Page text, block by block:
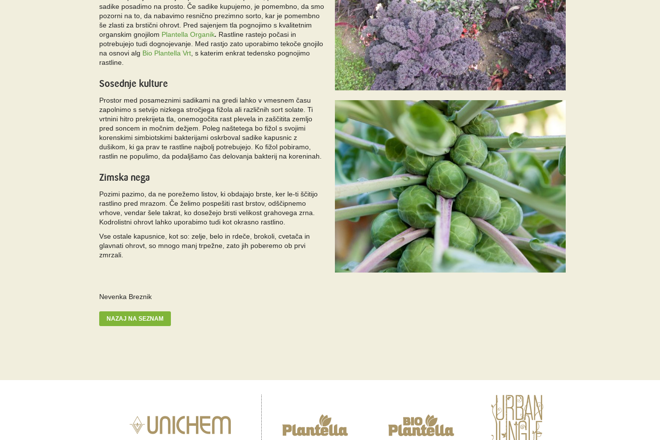
sadike posadimo na prosto. Če sadike kupujemo, je pomembno, da smo
pozorni na to, da nabavimo resnično prezimno sorto, kar je pomembno
še zlasti za brstični ohrovt. Pred sajenjem tla pognojimo s kvalitetnim
organskim gnojilom Plantella Organik. Rastline rastejo počasi in
potrebujejo tudi dognojevanje. Med rastjo zato uporabimo tekoče gnojilo
na osnovi alg Bio Plantella Vrt , s katerim enkrat tedensko pognojimo
rastline.
Sosednje kulture
Prostor med posameznimi sadikami na gredi lahko v vmesnem času
zapolnimo s setvijo nizkega stročjega fižola ali različnih sort solate. Ti
vrtnini hitro prekrijeta tla, onemogočita rast plevela in zaščitita zemljo
pred soncem in močnim dežjem. Poleg naštetega bo fižol s svojimi
korenskimi simbiotskimi bakterijami oskrboval sadike kapusnic z
dušikom, ki ga prav te rastline najbolj potrebujejo. Ko fižol pobiramo,
rastlin ne populimo, da podaljšamo čas delovanja bakterij na koreninah.
Zimska nega
Pozimi pazimo, da ne porežemo listov, ki obdajajo brste, ker le-ti ščitijo
rastlino pred mrazom. Če želimo pospešiti rast brstov, odščipnemo
vrhove, vendar šele takrat, ko dosežejo brsti velikost grahovega zrna.
Kodrolistni ohrovt lahko uporabimo tudi kot okrasno rastlino.
Vse ostale kapusnice, kot so: zelje, belo in rdeče, brokoli, cvetača in
glavnati ohrovt, so mnogo manj trpežne, zato jih poberemo ob prvi
zmrzali.
Nevenka Breznik
NAZAJ NA SEZNAM